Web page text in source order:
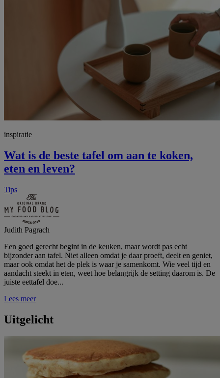
inspiratie
Wat is de beste tafel om aan te koken,
eten en leven?
Tips
Judith Pagrach
Een goed gerecht begint in de keuken, maar wordt pas echt
bijzonder aan tafel. Niet alleen omdat je daar proeft, deelt en geniet,
maar ook omdat het de plek is waar je samenkomt. Wie veel tijd en
aandacht steekt in eten, weet hoe belangrijk de setting daarom is. De
juiste eettafel doe...
Lees meer
Uitgelicht